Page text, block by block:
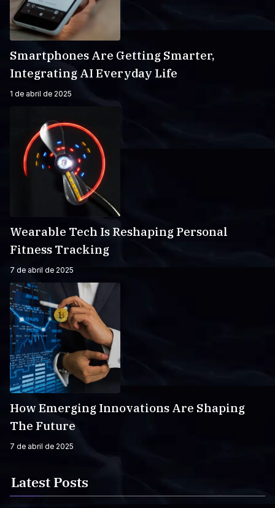
Smartphones Are Getting Smarter,
Integrating AI Everyday Life
1 de abril de 2025
Wearable Tech Is Reshaping Personal
Fitness Tracking
7 de abril de 2025
How Emerging Innovations Are Shaping
The Future
7 de abril de 2025
Latest Posts